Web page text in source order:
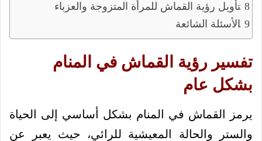
تأويل رؤية القماش للمرأة المتزوجة والعزباء
الأسئلة الشائعة
تفسير رؤية القماش في المنام
بشكل عام
يرمز القماش في المنام بشكل أساسي إلى الحياة
والستر والحالة المعيشية للرائي، حيث يعبر عن